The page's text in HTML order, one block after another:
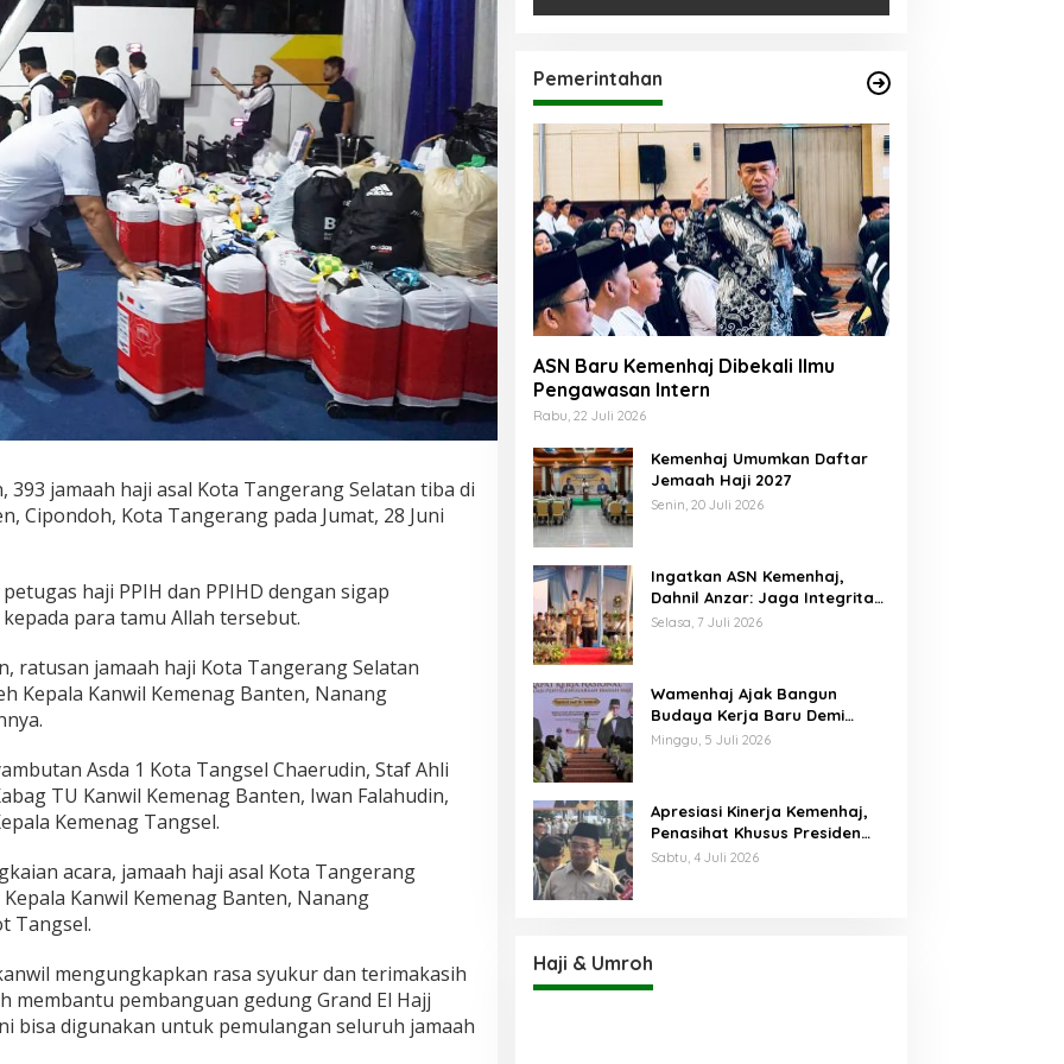
jamaah haji asal Kota Tangerang Selatan tiba di
Cipondoh, Kota Tangerang pada Jumat, 28 Juni
haji PPIH dan PPIHD dengan sigap
para tamu Allah tersebut.
ratusan jamaah haji Kota Tangerang Selatan
Kepala Kanwil Kemenag Banten, Nanang
Asda 1 Kota Tangsel Chaerudin, Staf Ahli
TU Kanwil Kemenag Banten, Iwan Falahudin,
Kemenag Tangsel.
acara, jamaah haji asal Kota Tangerang
Kanwil Kemenag Banten, Nanang
Tangsel.
mengungkapkan rasa syukur dan terimakasih
membantu pembanguan gedung Grand El Hajj
bisa digunakan untuk pemulangan seluruh jamaah
Pemerintahan
ASN Baru Kemenhaj Dibekali Ilmu
Pengawasan Intern
Rabu, 22 Juli 2026
Kemenhaj Umumkan Daftar
Jemaah Haji 2027
Senin, 20 Juli 2026
Ingatkan ASN Kemenhaj,
Dahnil Anzar: Jaga Integritas,
Hentikan Praktik Menjadikan
Selasa, 7 Juli 2026
Wamenhaj Ajak Bangun
Budaya Kerja Baru Demi
Pelayanan Terbaik bagi
Minggu, 5 Juli 2026
Apresiasi Kinerja Kemenhaj,
Penasihat Khusus Presiden
Nilai Transisi
Sabtu, 4 Juli 2026
Haji & Umroh